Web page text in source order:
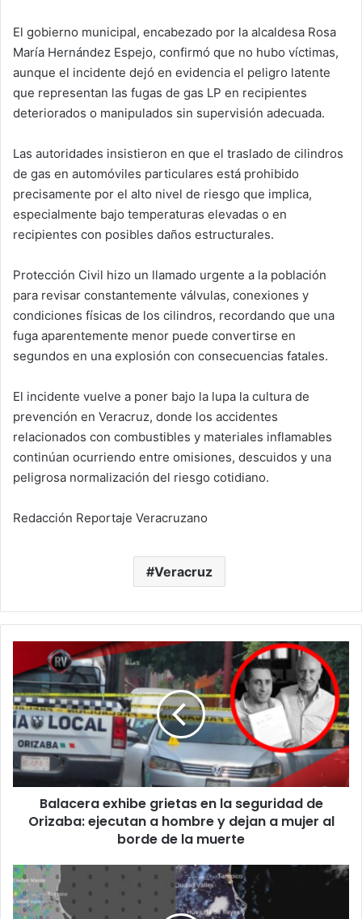
El gobierno municipal, encabezado por la alcaldesa Rosa
María Hernández Espejo, confirmó que no hubo víctimas,
aunque el incidente dejó en evidencia el peligro latente
que representan las fugas de gas LP en recipientes
deteriorados o manipulados sin supervisión adecuada.
Las autoridades insistieron en que el traslado de cilindros
de gas en automóviles particulares está prohibido
precisamente por el alto nivel de riesgo que implica,
especialmente bajo temperaturas elevadas o en
recipientes con posibles daños estructurales.
Protección Civil hizo un llamado urgente a la población
para revisar constantemente válvulas, conexiones y
condiciones físicas de los cilindros, recordando que una
fuga aparentemente menor puede convertirse en
segundos en una explosión con consecuencias fatales.
El incidente vuelve a poner bajo la lupa la cultura de
prevención en Veracruz, donde los accidentes
relacionados con combustibles y materiales inflamables
continúan ocurriendo entre omisiones, descuidos y una
peligrosa normalización del riesgo cotidiano.
Redacción Reportaje Veracruzano
Veracruz
Balacera
exhibe
grietas
en
la
seguridad
de
Orizaba:
ejecutan
hombre
a
mujer
al
Balacera exhibe grietas en la seguridad de
Orizaba: ejecutan a hombre y dejan a mujer al
borde de la muerte
Pronóstico
del
Clima